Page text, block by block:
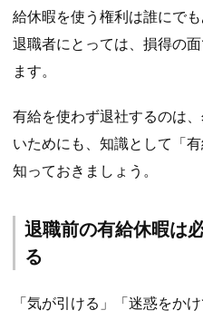
給休暇を使う権利は誰にで
退職者にとっては、損得の
ます。
有給を使わず退社するのは
いためにも、知識として「
知っておきましょう。
退職前の有給休暇は
る
「気が引ける」「迷惑をか